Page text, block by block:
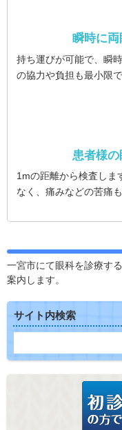
瞬時に両
持ち運びが可能で、瞬
の協⼒や負担も最⼩限で
患者様の
1mの距離から検査しま
なく、痛みなどの苦痛
一宮市にて眼科を診療す
案内します。
サイト内検索